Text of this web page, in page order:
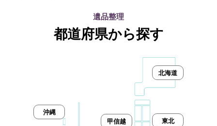
遺品整理
都道府県から探す
北海道
東北
甲信越
沖縄